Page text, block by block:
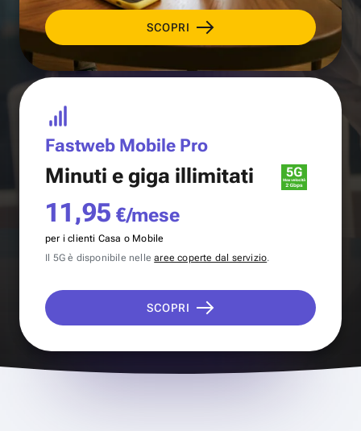
SCOPRI
Fastweb Mobile Pro
Minuti e giga illimitati
11,95 €/mese
per i clienti Casa o Mobile
Il 5G è disponibile nellearee coperte dal servizio.
SCOPRI